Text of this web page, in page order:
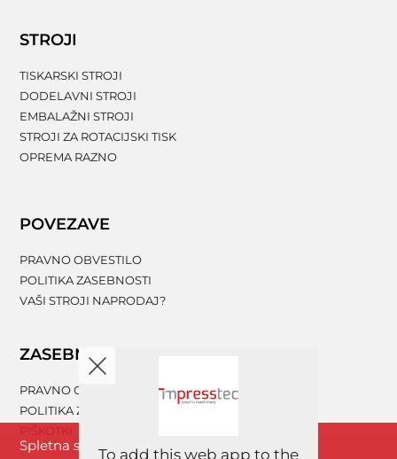
STROJI
TISKARSKI STROJI
DODELAVNI STROJI
EMBALAŽNI STROJI
STROJI ZA ROTACIJSKI TISK
OPREMA RAZNO
POVEZAVE
PRAVNO OBVESTILO
POLITIKA ZASEBNOSTI
VAŠI STROJI NAPRODAJ?
ZASEBNOST
PRAVNO OBVESTILO
POLITIKA ZASEBNOSTI
Spletna stran www.impresstec.com za boljše
To add this web app to the